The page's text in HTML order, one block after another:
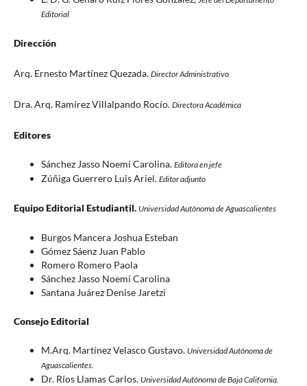
Editorial
Dirección
Arq. Ernesto Martínez Quezada. Director Administrativo
Dra. Arq. Ramírez Villalpando Rocío. Directora Académica
Editores
Sánchez Jasso Noemí Carolina. Editora en jefe
Zúñiga Guerrero Luis Ariel. Editor adjunto
Equipo Editorial Estudiantil. Universidad Autónoma de Aguascalientes
Burgos Mancera Joshua Esteban
Gómez Sáenz Juan Pablo
Romero Romero Paola
Sánchez Jasso Noemí Carolina
Santana Juárez Denise Jaretzi
Consejo Editorial
M.Arq. Martínez Velasco Gustavo. Universidad Autónoma de
Aguascalientes.
Dr. Ríos Llamas Carlos. Universidad Autónoma de Baja California.